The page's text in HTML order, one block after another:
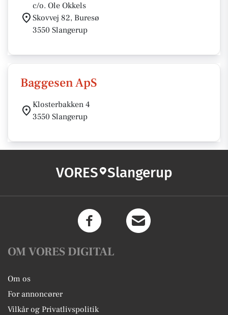
c/o. Ole Okkels
Skovvej 82, Buresø
3550 Slangerup
Baggesen ApS
Klosterbakken 4
3550 Slangerup
VORES Slangerup
OM VORES DIGITAL
Om os
For annoncører
Vilkår og Privatlivspolitik